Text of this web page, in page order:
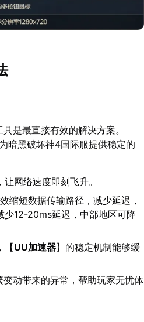
是最直接有效的解决方案。
暗黑破坏神4国际服提供稳定的
网络速度即刻飞升。
缩短数据传输路径，减少延迟，
少12-20ms延迟，中部地区可降
【UU加速器】的稳定机制能够缓
变动带来的异常，帮助玩家无忧体